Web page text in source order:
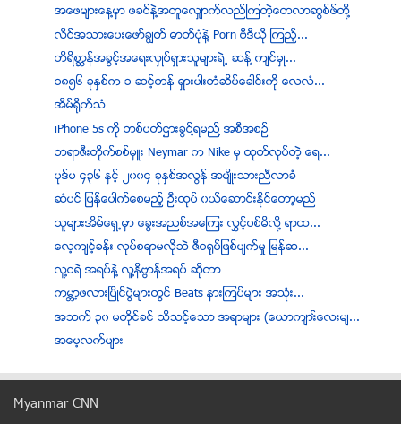
အေဖမ်ားေန႔မွာ ဖခင္နဲ႔အတူေလွ်ာက္လည္ၾကတဲ့ေတလာဆြစ္ဖ္တုိ႔
လိင္အသားေပးေဖာ္ခၽြတ္ ဓာတ္ပံုနဲ႔ Porn ဗီဒီယို ၾကည့္...
တိရိစာၦန္အခြင့္အေရးလွဳပ္ရွားသူမ်ားရဲ့ ဆန္ ့က်င္မွဳ...
၁၈၅၆ ခုႏွစ္က ၁ ဆင့္တန္ ရွားပါးတံဆိပ္ေခါင္းကို ေလလံ...
အိမ္ရိုက္သံ
iPhone 5s ကို တစ္ပတ္ဌားခြင္႔ရမည္႔ အစီအစဥ္
ဘရာဇီးတိုက္စစ္မွဴး Neymar က Nike မွ ထုတ္လုပ္တဲ့ ေရ...
ပုဒ္မ ၄၃၆ ႏွင့္ ၂၀၀၄ ခုႏွစ္အလြန္ အမ်ိဳးသားညီလာခံ
ဆံပင္ ျပန္ေပါက္ေစမည့္ ဦးထုပ္ ၀ယ္ေဆာင္းႏုိင္ေတာ့မည္
သူမ်ားအိမ္ေရွ႕မွာ ေခြးအညစ္အေၾကး လႊင့္ပစ္မိလို႔ ရာထ...
ေလ့က်င့္ခန္း လုပ္စရာမလိုဘဲ ဇီဝရုပ္ျဖစ္ပ်က္မႈ ျမန္ဆ...
လူ႔ငရဲ အရပ္နဲ႔ လူ႔နိဗၺာန္အရပ္ ဆုိတာ
ကမ႓ာ့ဖလားၿပိဳင္ပြဲမ်ားတြင္ Beats နားၾကပ္မ်ား အသံုး...
အသက္ ၃၀ မတုိင္ခင္ သိသင့္ေသာ အရာမ်ား (ေယာက်ား္ေလးမ်...
အေမ့လက္မ်ား
ေရေျမာင္းေတြပိတ္၊ ေရႀကီး ေရလွ်ံျဖစ္ရတာ စစ္အာဏာရွင္...
Myanmar CNN